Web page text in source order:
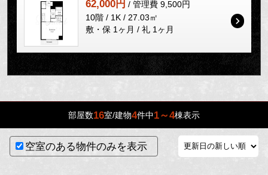
62,000円 / 管理費 9,500円
10階 / 1K / 27.03㎡
敷・保 1ヶ月 / 礼 1ヶ月
部屋数16室/建物4件中1～4棟表示
空室のある物件のみを表示